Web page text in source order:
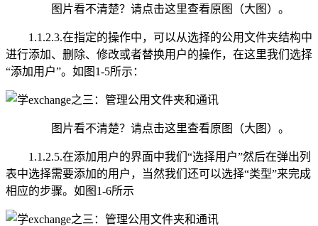
图片看不清楚？请点击这里查看原图（大图）。
1.1.2.3.在指定的操作中，可以从选择的公用文件夹结构中
进行添加、删除、修改或者替换用户的操作，在这里我们选择
“添加用户”。如图1-5所示：
图片看不清楚？请点击这里查看原图（大图）。
1.1.2.5.在添加用户的界面中我们“选择用户”然后在弹出列
表中选择需要添加的用户，当然我们还可以选择“类型”来完成
相应的步骤。如图1-6所示